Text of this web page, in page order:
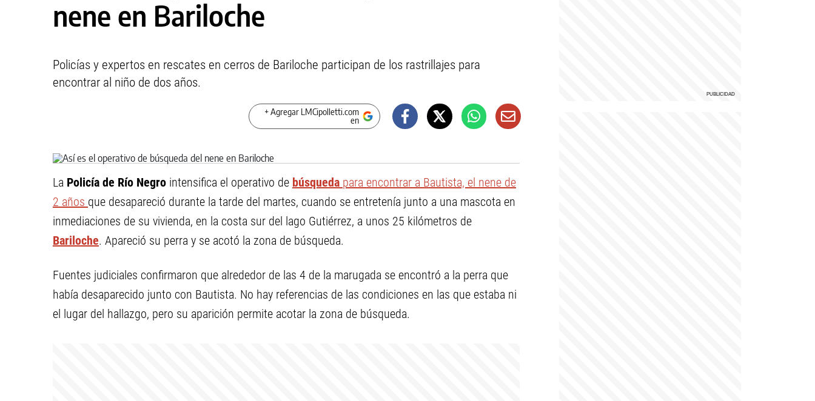
nene en Bariloche
Policías y expertos en rescates en cerros de Bariloche participan de los rastrillajes para
encontrar al niño de dos años.
+ Agregar LMCipolletti.com
en
La Policía de Río Negro intensifica el operativo de búsqueda para encontrar a Bautista, el nene de
2 años que desapareció durante la tarde del martes, cuando se entretenía junto a una mascota en
inmediaciones de su vivienda, en la costa sur del lago Gutiérrez, a unos 25 kilómetros de
Bariloche. Apareció su perra y se acotó la zona de búsqueda.
Fuentes judiciales confirmaron que alrededor de las 4 de la marugada se encontró a la perra que
había desaparecido junto con Bautista. No hay referencias de las condiciones en las que estaba ni
el lugar del hallazgo, pero su aparición permite acotar la zona de búsqueda.